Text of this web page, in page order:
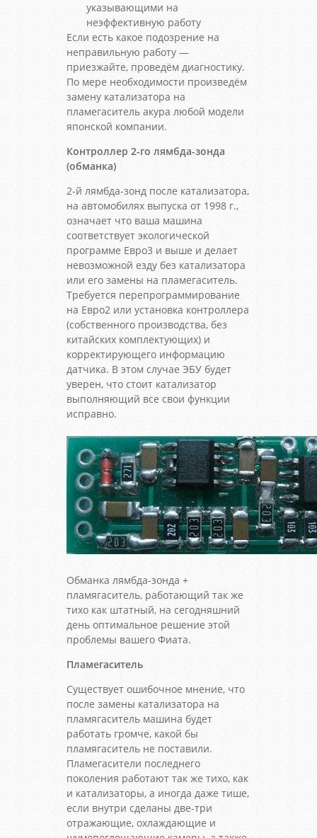
указывающими на
неэффективную работу
Если есть какое подозрение на
неправильную работу —
приезжайте, проведём диагностику.
По мере необходимости произведём
замену катализатора на
пламегаситель акура любой модели
японской компании.
Контроллер 2-го лямбда-зонда
(обманка)
2-й лямбда-зонд после катализатора,
на автомобилях выпуска от 1998 г.,
означает что ваша машина
соответствует экологической
программе Евро3 и выше и делает
невозможной езду без катализатора
или его замены на пламегаситель.
Требуется перепрограммирование
на Евро2 или установка контроллера
(собственного производства, без
китайских комплектующих) и
корректирующего информацию
датчика. В этом случае ЭБУ будет
уверен, что стоит катализатор
выполняющий все свои функции
исправно.
Обманка лямбда-зонда +
пламягаситель, работающий так же
тихо как штатный, на сегодняшний
день оптимальное решение этой
проблемы вашего Фиата.
Пламегаситель
Существует ошибочное мнение, что
после замены катализатора на
пламягаситель машина будет
работать громче, какой бы
пламягаситель не поставили.
Пламегасители последнего
поколения работают так же тихо, как
и катализаторы, а иногда даже тише,
если внутри сделаны две-три
отражающие, охлаждающие и